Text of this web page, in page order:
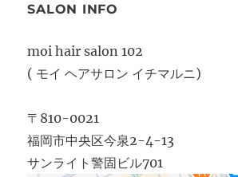
SALON INFO
moi hair salon 102
( モイ ヘアサロン イチマルニ)
〒810-0021
福岡市中央区今泉2-4-13
サンライト警固ビル701